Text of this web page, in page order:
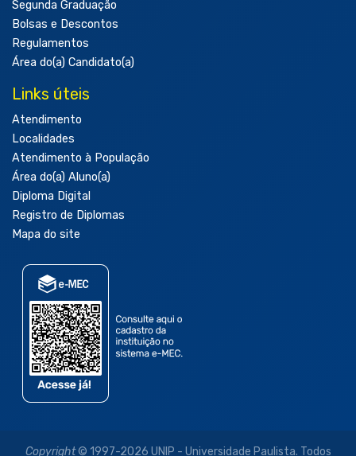
Segunda Graduação
Bolsas e Descontos
Regulamentos
Área do(a) Candidato(a)
Links úteis
Atendimento
Localidades
Atendimento à População
Área do(a) Aluno(a)
Diploma Digital
Registro de Diplomas
Mapa do site
Copyright© 1997-2026 UNIP - Universidade Paulista. Todos